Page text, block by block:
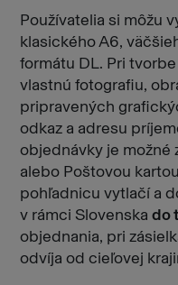
Používatelia si môžu
klasického A6,
formátu DL. Pri
vlastnú fotografiu,
pripravených
odkaz a adresu
objednávky je možné
alebo Poštovou
pohľadnicu vytlačí a
v rámci Slovenskado
objednania, pri
odvíja od cieľovej